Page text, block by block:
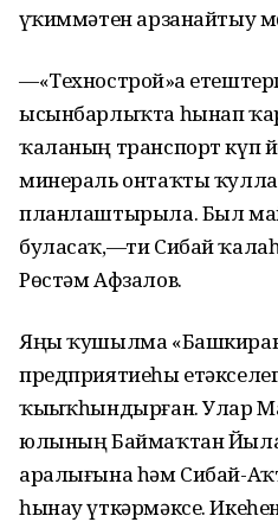
үҙҡиммәтен арзанайтыу
—«Технострой»ҙа
ысынбарлыҡта һынап
ҡаланың транспорт күп
минераль онтаҡты
планлаштырыла. Был
буласаҡ,—ти Сибай
Рөстәм Афзалов.
Яңы ҡушылма
предприятиеһы
ҡыҙыҡһындырған. Улар
юлының Баймаҡтан
аралығына һәм Сибай-
һынау үткәрмәксе.